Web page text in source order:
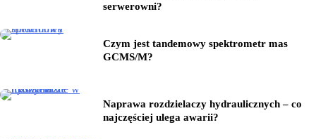
serwerowni?
Czym jest tandemowy spektrometr mas
GCMS/M?
Naprawa rozdzielaczy hydraulicznych – co
najczęściej ulega awarii?